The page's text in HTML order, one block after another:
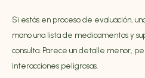
Si estás en proceso de evaluación,
mano una lista de medicamentos y
consulta. Parece un detalle menor,
interacciones peligrosas.